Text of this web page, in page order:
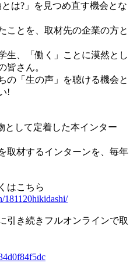
は?」を見つめ直す機会とな
ことを、取材先の企業の方と
生、「働く」ことに漠然とし
皆さん。
の「生の声」を聴ける機会と
!
として定着した本インター
取材するインターンを、毎年
はこちら
181120hikidashi/
引き続きフルオンラインで取